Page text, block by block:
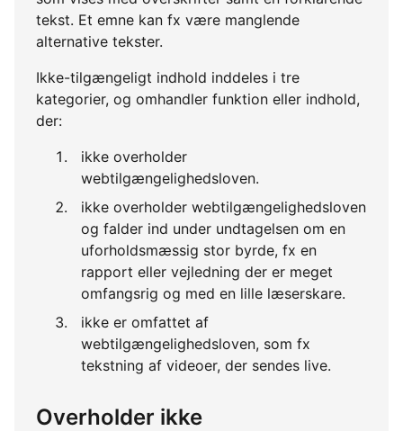
tekst. Et emne kan fx være manglende
alternative tekster.
Ikke-tilgængeligt indhold inddeles i tre
kategorier, og omhandler funktion eller indhold,
der:
ikke overholder
webtilgængelighedsloven.
ikke overholder webtilgængelighedsloven
og falder ind under undtagelsen om en
uforholdsmæssig stor byrde, fx en
rapport eller vejledning der er meget
omfangsrig og med en lille læserskare.
ikke er omfattet af
webtilgængelighedsloven, som fx
tekstning af videoer, der sendes live.
Overholder ikke